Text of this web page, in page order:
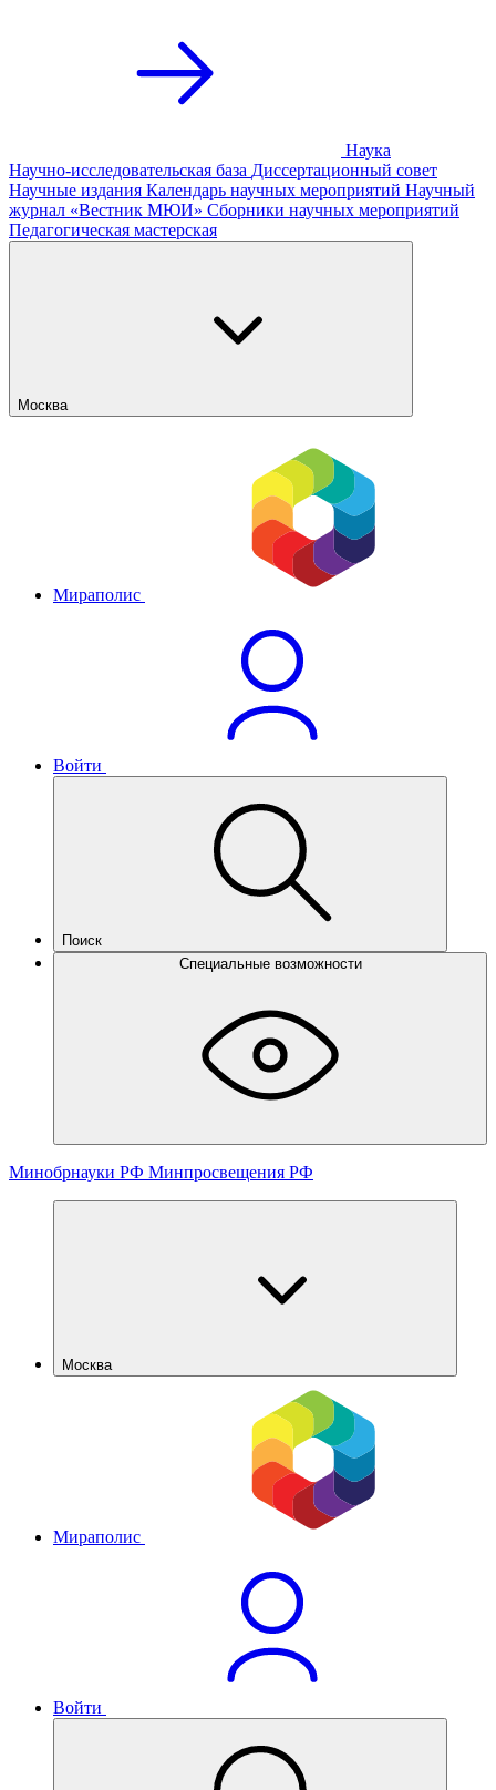
Наука
Научно-исследовательская база Диссертационный совет
Научные издания Календарь научных мероприятий Научный
журнал «Вестник МЮИ» Сборники научных мероприятий
Педагогическая мастерская
Москва
Мираполис
Войти
Поиск
Специальные возможности
Минобрнауки РФ Минпросвещения РФ
Москва
Мираполис
Войти